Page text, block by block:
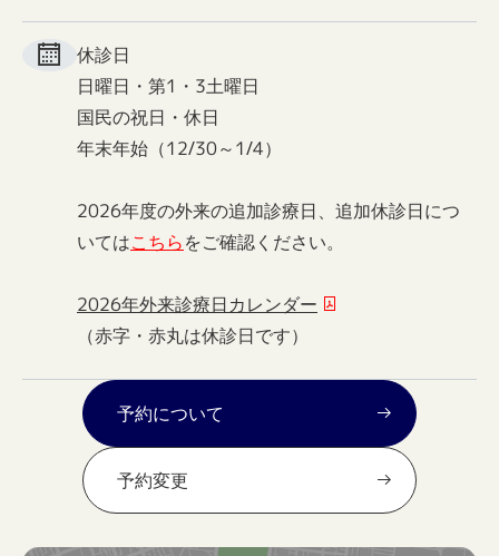
休診日
日曜日・第1・3土曜日
国民の祝日・休日
年末年始（12/30～1/4）
2026年度の外来の追加診療日、追加休診日につ
いてはこちらをご確認ください。
2026年外来診療日カレンダー
（赤字・赤丸は休診日です）
予約について
予約変更